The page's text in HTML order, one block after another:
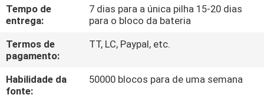
CONTACTE-
NOS
NOTÍCIA
Tempo de
entrega:
7 dias para a única pilha 15-20 dias
para o bloco da bateria
Termos de
pagamento:
TT, LC, Paypal, etc.
Habilidade da
fonte:
50000 blocos para de uma semana